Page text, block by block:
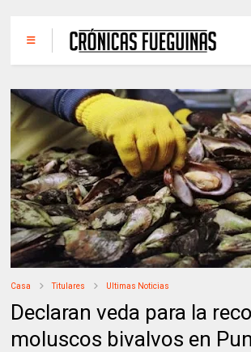
Casa Titulares Ultimas Noticias
Declaran veda para la
moluscos bivalvos en